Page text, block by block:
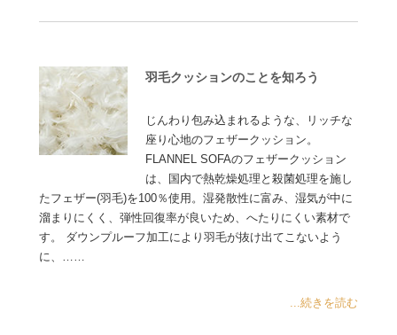
羽毛クッションのことを知ろう
じんわり包み込まれるような、リッチな
座り心地のフェザークッション。
FLANNEL SOFAのフェザークッション
は、国内で熱乾燥処理と殺菌処理を施し
たフェザー(羽毛)を100％使用。湿発散性に富み、湿気が中に
溜まりにくく、弾性回復率が良いため、へたりにくい素材で
す。 ダウンプルーフ加工により羽毛が抜け出てこないよう
に、……
...続きを読む